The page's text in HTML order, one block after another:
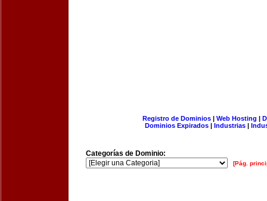
Registro de Dominios| Web Hosting |
Dominios Expirados | Industrias |
Categorías de Dominio:
[Pág.